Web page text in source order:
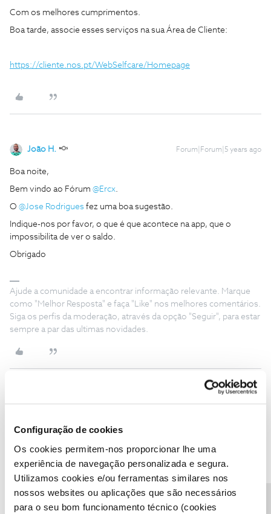
Configuração de cookies
Os cookies permitem-nos proporcionar lhe uma
experiência de navegação personalizada e segura.
Utilizamos cookies e/ou ferramentas similares nos
nossos websites ou aplicações que são necessários
para o seu bom funcionamento técnico (cookies
Com os melhores cumprimentos.
Boa tarde, associe esses serviços na sua Área de Cliente:
https://cliente.nos.pt/WebSelfcare/Homepage
João H. Forum|Forum|5 years ago
Boa noite,
Bem vindo ao Fórum @Ercx.
O @Jose Rodrigues fez uma boa sugestão.
Indique-nos por favor, o que é que acontece na app, que o
impossibilita de ver o saldo.
Obrigado
Ajude a comunidade a encontrar informação relevante. Marque
como "Melhor Resposta" e faça "Like" nos melhores comentários.
Siga os perfis da moderação, através da opção "Seguir", para estar
sempre a par das ultimas novidades.
Os cartões de internet móvel nao aparecem. Mas indo pelo site
Obrigado pela atenção.